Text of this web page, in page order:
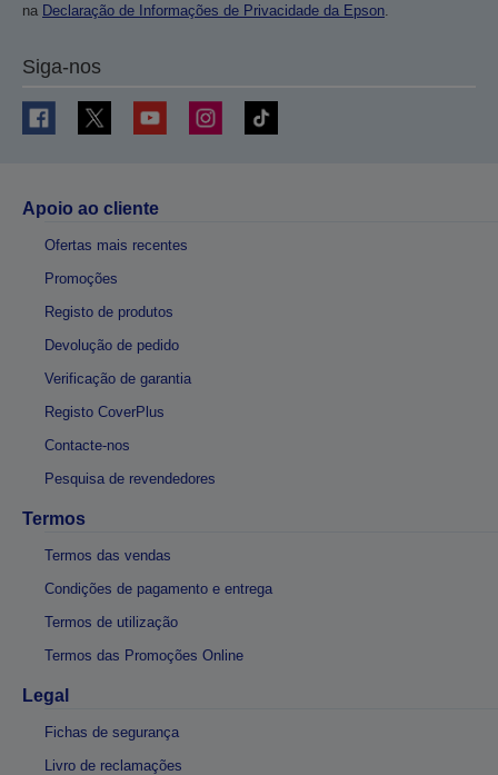
na Declaração de Informações de Privacidade da Epson
Siga-nos
Apoio ao cliente
Ofertas mais recentes
Promoções
Registo de produtos
Devolução de pedido
Verificação de garantia
Registo CoverPlus
Contacte-nos
Pesquisa de revendedores
Termos
Termos das vendas
Condições de pagamento e entrega
Termos de utilização
Termos das Promoções Online
Legal
Fichas de segurança
Livro de reclamações